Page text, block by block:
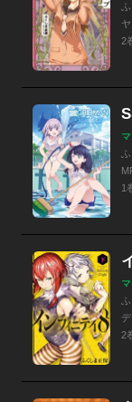
2
1
2